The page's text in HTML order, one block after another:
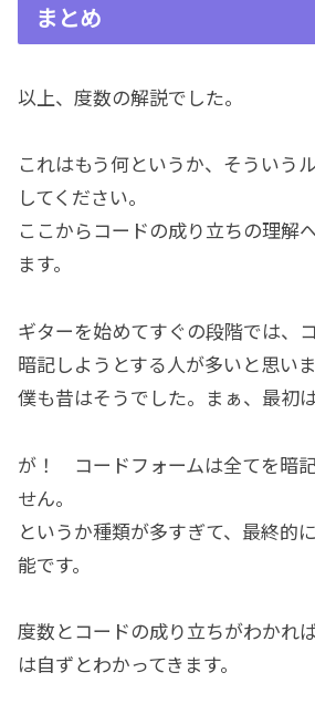
まとめ
以上、度数の解説でした。
これはもう何というか、そういう
してください。
ここからコードの成り立ちの理解
ます。
ギターを始めてすぐの段階では、
暗記しようとする人が多いと思いま
僕も昔はそうでした。まぁ、最初
が！ コードフォームは全てを暗
せん。
というか種類が多すぎて、最終的
能です。
度数とコードの成り立ちがわかれ
は自ずとわかってきます。